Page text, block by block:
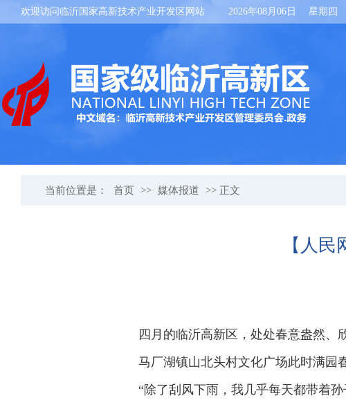
欢迎访问临沂国家高新技术产业开发区网站 2026年08月06日 星期四
当前位置是： 首页 >> 媒体报道 >> 正文
【人
四月的临沂高新区，处处春意盎然、
马厂湖镇山北头村文化广场此时满园
“除了刮风下雨，我几乎每天都带着